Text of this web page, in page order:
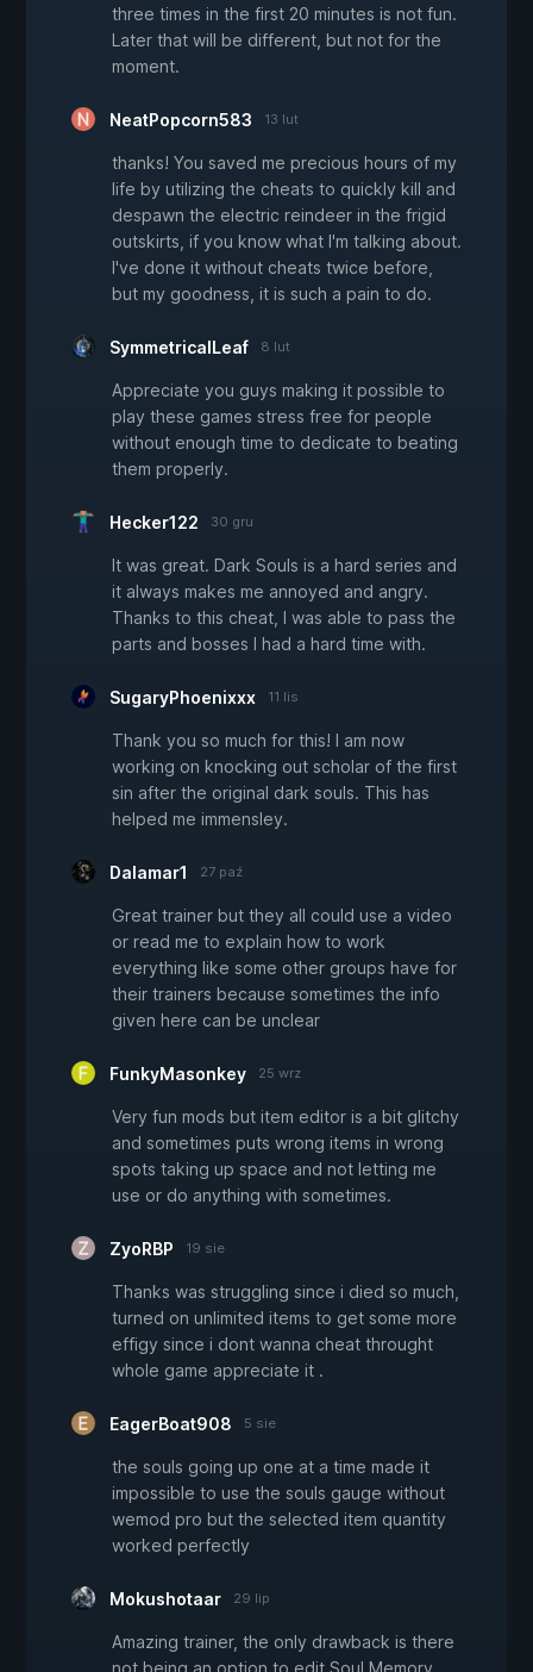
three times in the first 20 minutes is not fun.
Later that will be different, but not for the
moment.
NeatPopcorn583 13 lut
thanks! You saved me precious hours of my
life by utilizing the cheats to quickly kill and
despawn the electric reindeer in the frigid
outskirts, if you know what I'm talking about.
I've done it without cheats twice before,
but my goodness, it is such a pain to do.
SymmetricalLeaf 8 lut
Appreciate you guys making it possible to
play these games stress free for people
without enough time to dedicate to beating
them properly.
Hecker122 30 gru
It was great. Dark Souls is a hard series and
it always makes me annoyed and angry.
Thanks to this cheat, I was able to pass the
parts and bosses I had a hard time with.
SugaryPhoenixxx 11 lis
Thank you so much for this! I am now
working on knocking out scholar of the first
sin after the original dark souls. This has
helped me immensley.
Dalamar1 27 paź
Great trainer but they all could use a video
or read me to explain how to work
everything like some other groups have for
their trainers because sometimes the info
given here can be unclear
FunkyMasonkey 25 wrz
Very fun mods but item editor is a bit glitchy
and sometimes puts wrong items in wrong
spots taking up space and not letting me
use or do anything with sometimes.
ZyoRBP 19 sie
Thanks was struggling since i died so much,
turned on unlimited items to get some more
effigy since i dont wanna cheat throught
whole game appreciate it .
EagerBoat908 5 sie
the souls going up one at a time made it
impossible to use the souls gauge without
wemod pro but the selected item quantity
worked perfectly
Mokushotaar 29 lip
Amazing trainer, the only drawback is there